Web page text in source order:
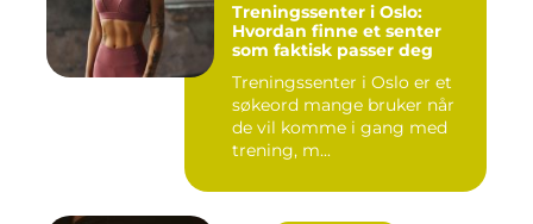
Treningssenter i Oslo:
Hvordan finne et senter
som faktisk passer deg
Treningssenter i Oslo er et
søkeord mange bruker når
de vil komme i gang med
trening, m...